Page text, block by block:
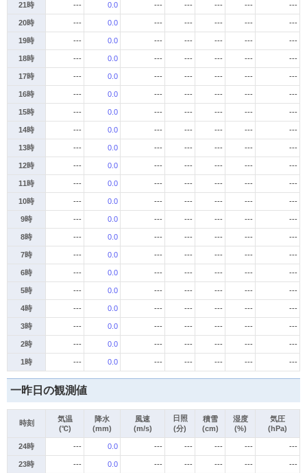
21時 --- 0.0 --- --- --- --- ---
20時 --- 0.0 --- --- --- --- ---
19時 --- 0.0 --- --- --- --- ---
18時 --- 0.0 --- --- --- --- ---
17時 --- 0.0 --- --- --- --- ---
16時 --- 0.0 --- --- --- --- ---
15時 --- 0.0 --- --- --- --- ---
14時 --- 0.0 --- --- --- --- ---
13時 --- 0.0 --- --- --- --- ---
12時 --- 0.0 --- --- --- --- ---
11時 --- 0.0 --- --- --- --- ---
10時 --- 0.0 --- --- --- --- ---
9時 --- 0.0 --- --- --- --- ---
8時 --- 0.0 --- --- --- --- ---
7時 --- 0.0 --- --- --- --- ---
6時 --- 0.0 --- --- --- --- ---
5時 --- 0.0 --- --- --- --- ---
4時 --- 0.0 --- --- --- --- ---
3時 --- 0.0 --- --- --- --- ---
2時 --- 0.0 --- --- --- --- ---
1時 --- 0.0 --- --- --- --- ---
一昨日の観測値
時刻
気温
(℃)
降水
(mm)
風速
(m/s)
日照
(分)
積雪
(cm)
湿度
(%)
気圧
(hPa)
24時 --- 0.0 --- --- --- --- ---
23時 --- 0.0 --- --- --- --- ---